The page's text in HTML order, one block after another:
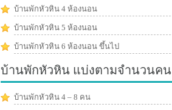
บ้านพักหัวหิน 4 ห้องนอน
บ้านพักหัวหิน 5 ห้องนอน
บ้านพักหัวหิน 6 ห้องนอน ขึ้นไป
บ้านพักหัวหิน แบ่งตามจำนวนคน
บ้านพักหัวหิน 4 – 8 คน